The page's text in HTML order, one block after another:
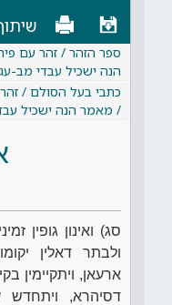
ספר הזהר / זהר עם
הנה ישכיל עבדי מב-עג
כתבי בעל הסולם /
/ מאמר הנה ישכיל
סג) ואינון גופין
ולבתר דאלין
ארעאן, ויתקיימין
דסיהרא, ויתחדש